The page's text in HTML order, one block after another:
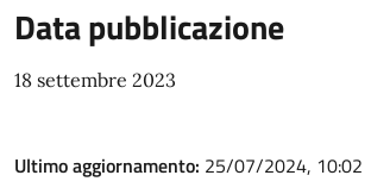
Data pubblicazione
18 settembre 2023
Ultimo aggiornamento: 25/07/2024, 10:02